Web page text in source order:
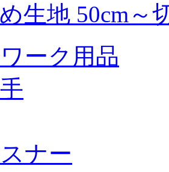
生地 50cm～
ーク用品
ナー